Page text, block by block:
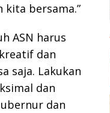
bersama.”
ASN harus
dan
saja. Lakukan
dan
dan